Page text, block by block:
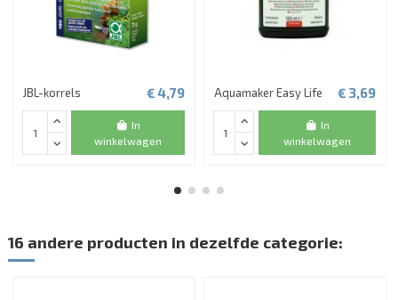
JBL-korrels € 4,79
In
winkelwagen
Aquamaker Easy Life € 3,69
In
winkelwagen
16 andere producten in dezelfde categorie: